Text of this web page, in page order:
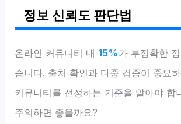
정보 신뢰도 판단법
온라인 커뮤니티 내 15%가 부정확한
습니다. 출처 확인과 다중 검증이 중요
커뮤니티를 선정하는 기준을 알아야 합
주의하면 좋을까요?